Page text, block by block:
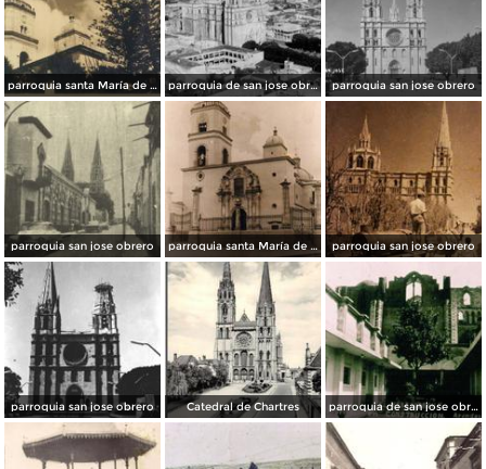
parroquia santa María de Guadalupe parroquia de san jose obrero parroquia san jose obrero
parroquia san jose obrero parroquia santa María de Guadalupe parroquia san jose obrero
parroquia san jose obrero Catedral de Chartres parroquia de san jose obrero